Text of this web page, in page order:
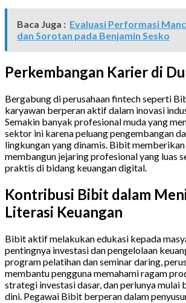
Baca Juga : Evaluasi Performasi
dan Sorotan pada Benjamin Sesko
Perkembangan Karier di
Bergabung di perusahaan fintech seperti
karyawan berperan aktif dalam inovasi
Semakin banyak profesional muda yang
sektor ini karena peluang pengembangan
lingkungan yang dinamis. Bibit
membangun jejaring profesional yang luas
praktis di bidang keuangan digital.
Kontribusi Bibit dalam
Literasi Keuangan
Bibit aktif melakukan edukasi kepada
pentingnya investasi dan pengelolaan
program pelatihan dan seminar daring,
membantu pengguna memahami ragam
strategi investasi dasar, dan perlunya mulai
dini. Pegawai Bibit berperan dalam